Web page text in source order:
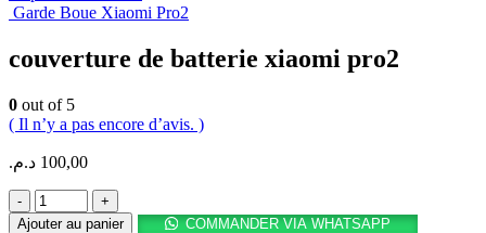
Garde Boue Xiaomi Pro2
couverture de batterie xiaomi pro2
0 out of 5
( Il n’y a pas encore d’avis. )
100,00 د.م.
-
+
Ajouter au panier
COMMANDER VIA WHATSAPP